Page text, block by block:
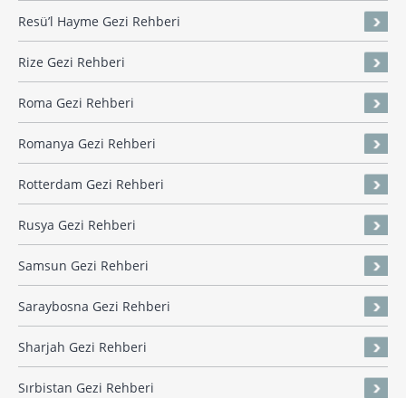
Resü’l Hayme Gezi Rehberi
Rize Gezi Rehberi
Roma Gezi Rehberi
Romanya Gezi Rehberi
Rotterdam Gezi Rehberi
Rusya Gezi Rehberi
Samsun Gezi Rehberi
Saraybosna Gezi Rehberi
Sharjah Gezi Rehberi
Sırbistan Gezi Rehberi